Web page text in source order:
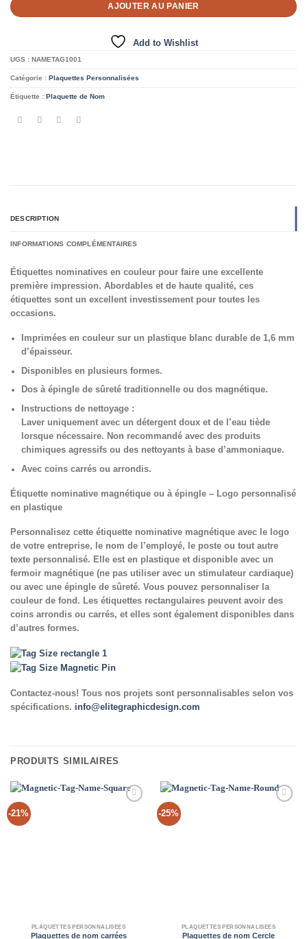
AJOUTER AU PANIER
Add to Wishlist
UGS : NAMETAG1001
Catégorie : Plaquettes Personnalisées
Étiquette : Plaquette de Nom
DESCRIPTION
INFORMATIONS COMPLÉMENTAIRES
Étiquettes nominatives en couleur pour faire une excellente
première impression. Abordables et de haute qualité, ces
étiquettes sont un excellent investissement pour toutes les
occasions.
Imprimées en couleur sur un plastique blanc durable de 1,6 mm
d’épaisseur.
Disponibles en plusieurs formes.
Dos à épingle de sûreté traditionnelle ou dos magnétique.
Instructions de nettoyage :
Laver uniquement avec un détergent doux et de l’eau tiède
lorsque nécessaire. Non recommandé avec des produits
chimiques agressifs ou des nettoyants à base d’ammoniaque.
Avec coins carrés ou arrondis.
Étiquette nominative magnétique ou à épingle – Logo personnalisé
en plastique
Personnalisez cette étiquette nominative magnétique avec le logo
de votre entreprise, le nom de l’employé, le poste ou tout autre
texte personnalisé. Elle est en plastique et disponible avec un
fermoir magnétique (ne pas utiliser avec un stimulateur cardiaque)
ou avec une épingle de sûreté. Vous pouvez personnaliser la
couleur de fond. Les étiquettes rectangulaires peuvent avoir des
coins arrondis ou carrés, et elles sont également disponibles dans
d’autres formes.
Contactez-nous! Tous nos projets sont personnalisables selon vos
spécifications. info@elitegraphicdesign.com
PRODUITS SIMILAIRES
-21%
PLAQUETTES PERSONNALISÉES
Plaquettes de nom carrées
-25%
PLAQUETTES PERSONNALISÉES
Plaquettes de nom Cercle